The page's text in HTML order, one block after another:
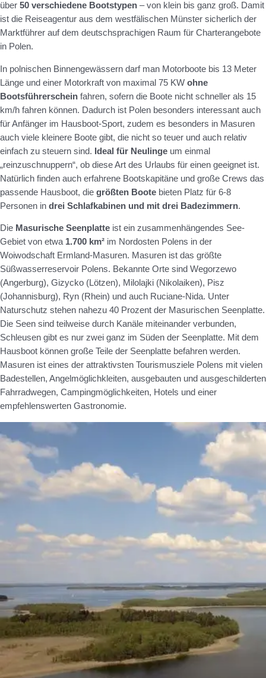
über 50 verschiedene Bootstypen – von klein bis ganz groß. Damit
ist die Reiseagentur aus dem westfälischen Münster sicherlich der
Marktführer auf dem deutschsprachigen Raum für Charterangebote
in Polen.
In polnischen Binnengewässern darf man Motorboote bis 13 Meter
Länge und einer Motorkraft von maximal 75 KW ohne
Bootsführerschein fahren, sofern die Boote nicht schneller als 15
km/h fahren können. Dadurch ist Polen besonders interessant auch
für Anfänger im Hausboot-Sport, zudem es besonders in Masuren
auch viele kleinere Boote gibt, die nicht so teuer und auch relativ
einfach zu steuern sind. Ideal für Neulinge um einmal
„reinzuschnuppern“, ob diese Art des Urlaubs für einen geeignet ist.
Natürlich finden auch erfahrene Bootskapitäne und große Crews das
passende Hausboot, die größten Boote bieten Platz für 6-8
Personen in drei Schlafkabinen und mit drei Badezimmern.
Die Masurische Seenplatte ist ein zusammenhängendes See-
Gebiet von etwa 1.700 km² im Nordosten Polens in der
Woiwodschaft Ermland-Masuren. Masuren ist das größte
Süßwasserreservoir Polens. Bekannte Orte sind Wegorzewo
(Angerburg), Gizycko (Lötzen), Milolajki (Nikolaiken), Pisz
(Johannisburg), Ryn (Rhein) und auch Ruciane-Nida. Unter
Naturschutz stehen nahezu 40 Prozent der Masurischen Seenplatte.
Die Seen sind teilweise durch Kanäle miteinander verbunden,
Schleusen gibt es nur zwei ganz im Süden der Seenplatte. Mit dem
Hausboot können große Teile der Seenplatte befahren werden.
Masuren ist eines der attraktivsten Tourismusziele Polens mit vielen
Badestellen, Angelmöglichkleiten, ausgebauten und ausgeschilderten
Fahrradwegen, Campingmöglichkeiten, Hotels und einer
empfehlenswerten Gastronomie.